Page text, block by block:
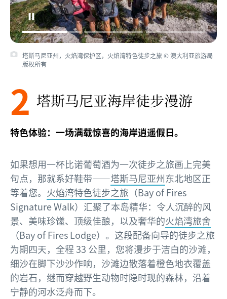
塔斯马尼亚州，火焰湾保护区，火焰湾特色徒步之旅 © 澳大利亚旅游局
版权所有
2 塔斯马尼亚海岸徒步漫游
特色体验：一场满载惊喜的海岸逍遥假日。
如果想用一杯比诺葡萄酒为一次徒步之旅画上完美
句点，那就系好鞋带——塔斯马尼亚州东北地区正
等着您。 火焰湾特色徒步之旅 （Bay of Fires
Signature Walk）汇聚了本岛精华：令人沉醉的风
景、美味珍馐、顶级佳酿，以及奢华的火焰湾旅舍
（Bay of Fires Lodge）。这段配备向导的徒步之旅
为期四天，全程 33 公里，您将漫步于洁白的沙滩，
细沙在脚下沙沙作响，沙滩边散落着橙色地衣覆盖
的岩石，继而穿越野生动物时隐时现的森林，沿着
宁静的河水泛舟而下。